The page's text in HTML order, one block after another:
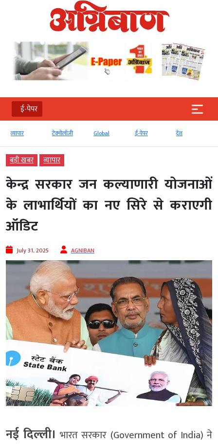
ई-पेपर
व्‍यापार टेक्‍नोलॉजी Global ई-पेपर देश
बड़ी खबर व्‍यापार
केन्द्र सरकार जन कल्याणारी योजनाओं
के लाभार्थियों का नए सिरे से कराएगी
ऑडिट
July 31, 2025 AGNIBAN
नई दिल्ली। भारत सरकार (Government of India) ने